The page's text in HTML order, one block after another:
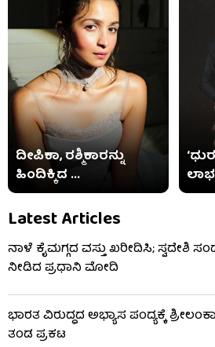
ದೀಪಿಕಾ, ರಶ್ಮಿಕಾರನ್ನು
ಹಿಂದಿಕ್ಕಿದ ...
Latest Articles
ನಾಳೆ ಕೈಮಗ್ಗದ ವಸ್ತು ಖರೀದಿಸಿ; ಸ್ವದೇಶಿ
ನೀಡಿದ ಪ್ರಧಾನಿ ಮೋದಿ
ಭಾರತ ವಿರುದ್ಧದ ಅಭ್ಯಾಸ ಪಂದ್ಯಕ್ಕೆ
ತಂಡ ಪ್ರಕಟ